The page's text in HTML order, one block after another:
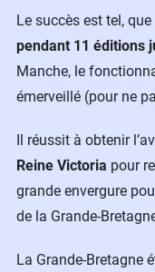
Le succès est tel, que
pendant 11 éditions
Manche, le
émerveillé (pour ne
Il réussit à obtenir
Reine Victoria pour
grande envergure
de la Grande-
La Grande-Bretagne